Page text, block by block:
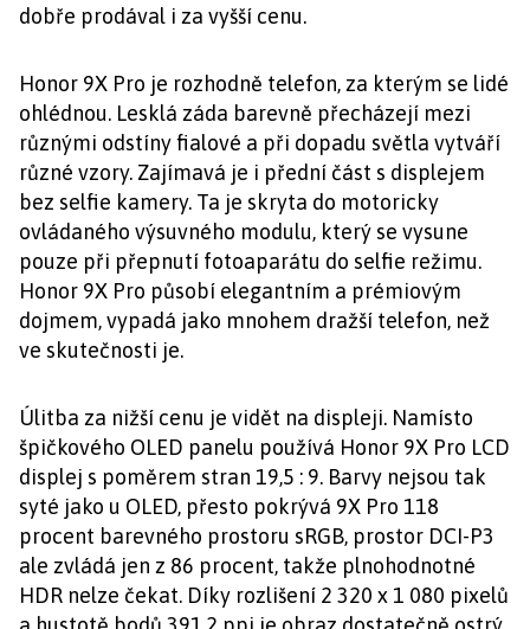
dobře prodával i za vyšší cenu.
Honor 9X Pro je rozhodně telefon, za kterým se lidé
ohlédnou. Lesklá záda barevně přecházejí mezi
různými odstíny fialové a při dopadu světla vytváří
různé vzory. Zajímavá je i přední část s displejem
bez selfie kamery. Ta je skryta do motoricky
ovládaného výsuvného modulu, který se vysune
pouze při přepnutí fotoaparátu do selfie režimu.
Honor 9X Pro působí elegantním a prémiovým
dojmem, vypadá jako mnohem dražší telefon, než
ve skutečnosti je.
Úlitba za nižší cenu je vidět na displeji. Namísto
špičkového OLED panelu používá Honor 9X Pro LCD
displej s poměrem stran 19,5 : 9. Barvy nejsou tak
syté jako u OLED, přesto pokrývá 9X Pro 118
procent barevného prostoru sRGB, prostor DCI-P3
ale zvládá jen z 86 procent, takže plnohodnotné
HDR nelze čekat. Díky rozlišení 2 320 x 1 080 pixelů